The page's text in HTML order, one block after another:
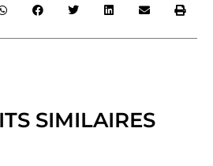
SIMILAIRES